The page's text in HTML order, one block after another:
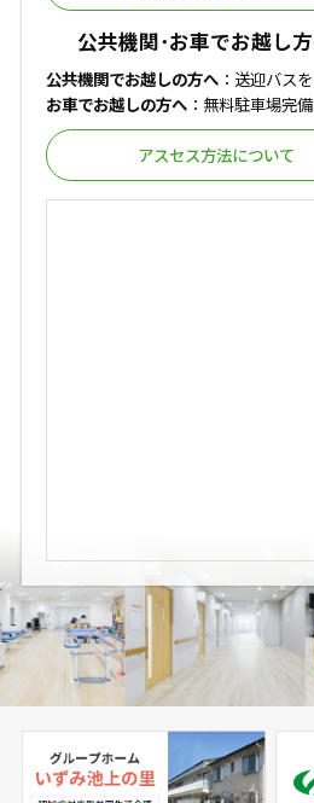
公共機関･お車でお越し
公共機関でお越しの方へ：送迎バス
お車でお越しの方へ：無料駐車場完備
アスセス方法について